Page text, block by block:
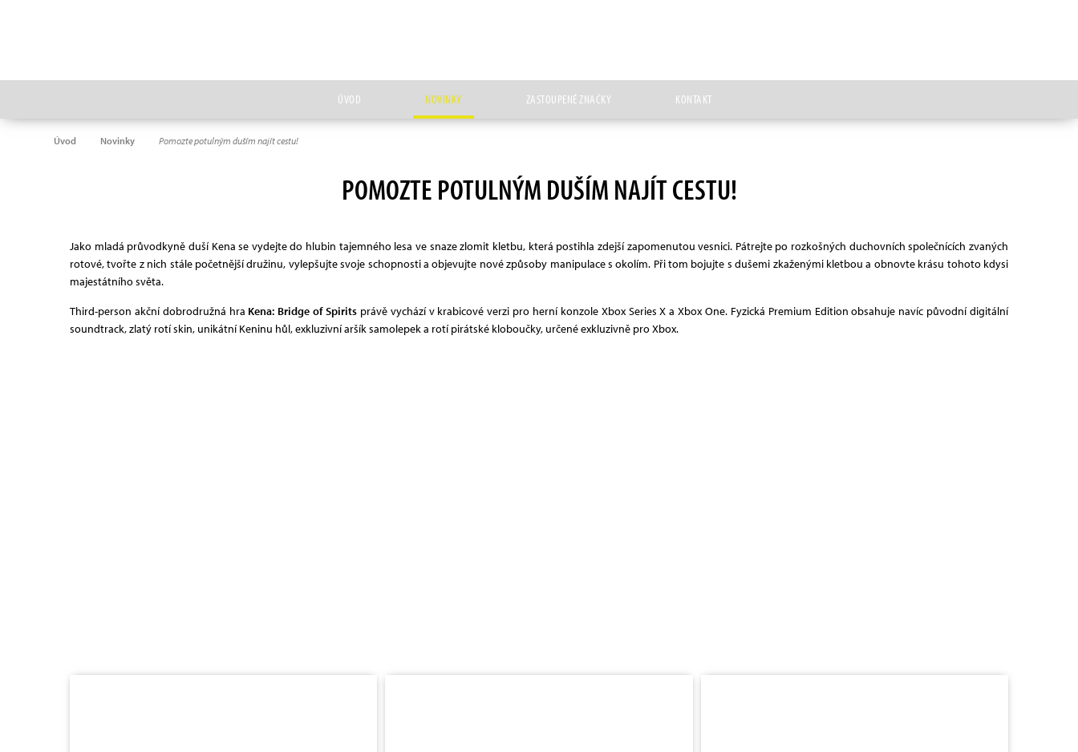
ÚVOD NOVINKY ZASTOUPENÉ ZNAČKY KONTAKT
Úvod Novinky Pomozte potulným duším najít cestu!
POMOZTE POTULNÝM DUŠÍM NAJÍT CESTU!
Jako mladá průvodkyně duší Kena se vydejte do hlubin tajemného lesa ve snaze zlomit kletbu, která postihla zdejší zapomenutou vesnici. Pátrejte po rozkošných duchovních společnících zvaných
rotové, tvořte z nich stále početnější družinu, vylepšujte svoje schopnosti a objevujte nové způsoby manipulace s okolím. Při tom bojujte s dušemi zkaženými kletbou a obnovte krásu tohoto kdysi
majestátního světa.
Third-person akční dobrodružná hra Kena: Bridge of Spirits právě vychází v krabicové verzi pro herní konzole Xbox Series X a Xbox One. Fyzická Premium Edition obsahuje navíc původní digitální
soundtrack, zlatý rotí skin, unikátní Keninu hůl, exkluzivní aršík samolepek a rotí pirátské kloboučky, určené exkluzivně pro Xbox.